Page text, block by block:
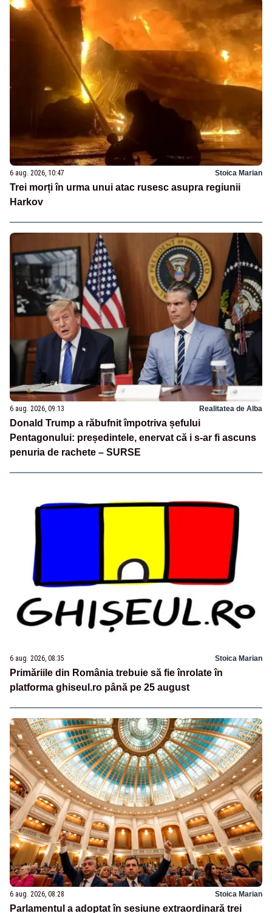
6 aug. 2026, 10:47 Stoica Marian
Trei morți în urma unui atac rusesc asupra regiunii
Harkov
6 aug. 2026, 09:13 Realitatea de Alba
Donald Trump a răbufnit împotriva șefului
Pentagonului: președintele, enervat că i s-ar fi ascuns
penuria de rachete – SURSE
6 aug. 2026, 08:35 Stoica Marian
Primăriile din România trebuie să fie înrolate în
platforma ghiseul.ro până pe 25 august
6 aug. 2026, 08:28 Stoica Marian
Parlamentul a adoptat în sesiune extraordinară trei